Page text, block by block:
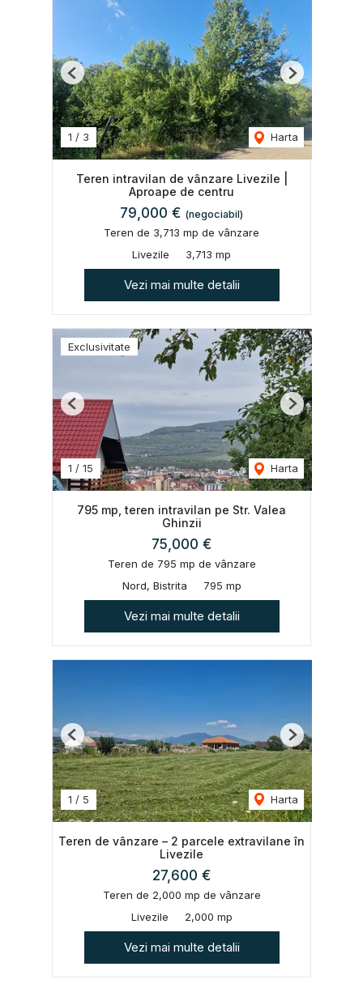
1 / 3 Harta
Previous Next
Teren intravilan de vânzare Livezile |
Aproape de centru
79,000 € (negociabil)
Teren de 3,713 mp de vânzare
Livezile
3,713 mp
Vezi mai multe detalii
Exclusivitate
1 / 15 Harta
Previous Next
795 mp, teren intravilan pe Str. Valea
Ghinzii
75,000 €
Teren de 795 mp de vânzare
Nord, Bistrita
795 mp
Vezi mai multe detalii
1 / 5 Harta
Previous Next
Teren de vânzare – 2 parcele extravilane în
Livezile
27,600 €
Teren de 2,000 mp de vânzare
Livezile
2,000 mp
Vezi mai multe detalii